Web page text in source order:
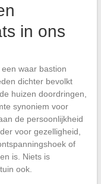
in ons
waar bastion
dichter bevolkt
huizen doordringen,
synoniem voor
de persoonlijkheid
voor gezelligheid,
of
is. Niets is
ook.